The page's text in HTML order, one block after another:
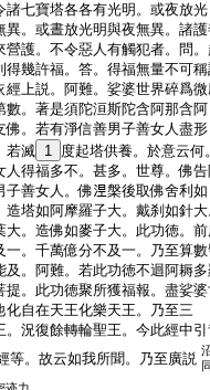
諸七寶塔各各有光明。或夜放光
異。或晝放光明與夜無異。諸
營護。不令惡人有觸犯者。問
得幾許福。答。得福無量不可稱
經上説。阿難。娑婆世界碎爲微
數。著是須陀洹斯陀含阿那含阿
佛。若有淨信善男子善女人盡形
若滅 1 度起塔供養。於意云何
人得福多不。甚多。世尊。佛告
子善女人。佛𣵀槃後取佛舍利如
造塔如阿摩羅子大。戴刹如針
大。造佛如麥子大。此功徳。
一。千萬億分不及一。乃至算
及。阿難。若此功徳不迴阿耨
提。此功徳聚所獲福報。盡娑
化自在天王化樂天王。乃至三
。況復餘轉輪聖王。今此經中
等。故云如我所聞。乃至廣説